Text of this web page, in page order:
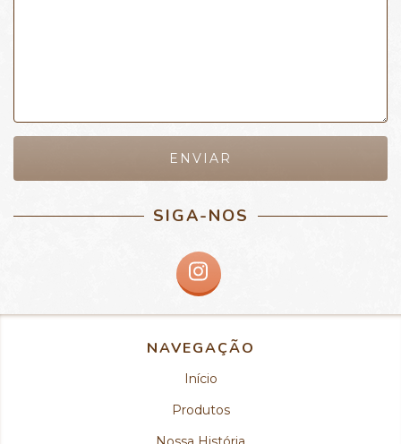
SIGA-NOS
NAVEGAÇÃO
Início
Produtos